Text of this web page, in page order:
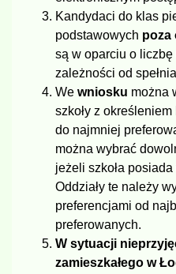
Kandydaci do klas
podstawowych poza
są w oparciu o
zależności od
We wniosku można
szkoły z
do najmniej
można wybrać
jeżeli szkoła
Oddziały te należy
preferencjami od
preferowanych.
W sytuacji
zamieszkałego w